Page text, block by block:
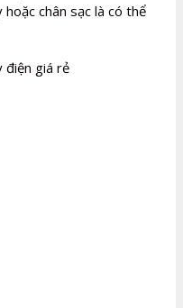
chân sạc là có thể